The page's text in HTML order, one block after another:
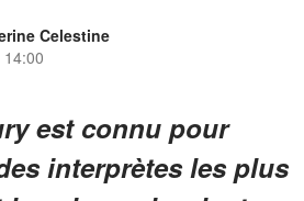
Celestine
14:00
est connu pour
interprètes les plus